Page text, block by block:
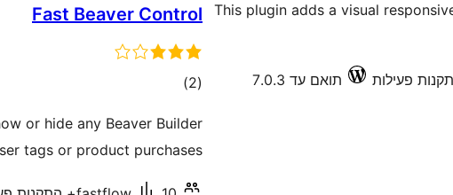
This plugin adds a visual
תואם עד 7.0.3
Fast Beaver Control
(2 דרוגים)
or hide any Beaver Builder
tags or product purchases.